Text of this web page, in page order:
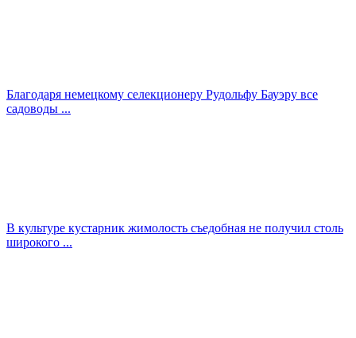
Благодаря немецкому селекционеру Рудольфу Бауэру все
садоводы ...
В культуре кустарник жимолость съедобная не получил столь
широкого ...